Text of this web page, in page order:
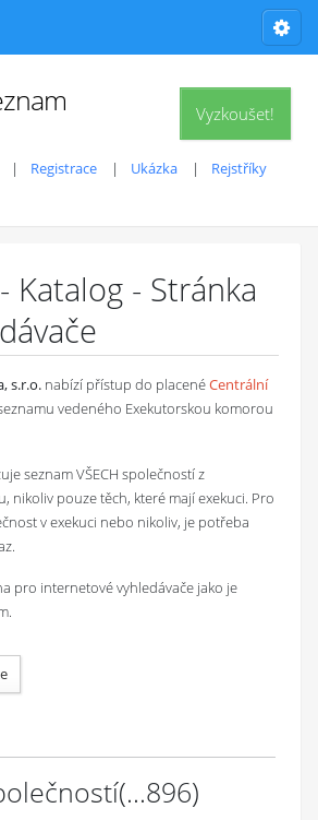
Vyzkoušet!
Registrace Ukázka
Rejstříky
Katalog - Stránka
s.r.o. nabízí přístup do placenéCentrální
vedeného Exekutorskou komorou
seznam VŠECH společností z
nikoliv pouze těch, které mají exekuci. Pro
v exekuci nebo nikoliv, je potřeba
pro internetové vyhledávače jako je
(...896)